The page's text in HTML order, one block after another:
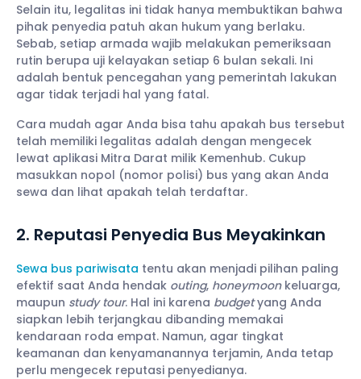
Selain itu, legalitas ini tidak hanya membuktikan bahwa
pihak penyedia patuh akan hukum yang berlaku.
Sebab, setiap armada wajib melakukan pemeriksaan
rutin berupa uji kelayakan setiap 6 bulan sekali. Ini
adalah bentuk pencegahan yang pemerintah lakukan
agar tidak terjadi hal yang fatal.
Cara mudah agar Anda bisa tahu apakah bus tersebut
telah memiliki legalitas adalah dengan mengecek
lewat aplikasi Mitra Darat milik Kemenhub. Cukup
masukkan nopol (nomor polisi) bus yang akan Anda
sewa dan lihat apakah telah terdaftar.
2. Reputasi Penyedia Bus Meyakinkan
Sewa bus pariwisata tentu akan menjadi pilihan paling
efektif saat Anda hendak outing, honeymoonkeluarga,
maupun study tour. Hal ini karena budgetyang Anda
siapkan lebih terjangkau dibanding memakai
kendaraan roda empat. Namun, agar tingkat
keamanan dan kenyamanannya terjamin, Anda tetap
perlu mengecek reputasi penyedianya.